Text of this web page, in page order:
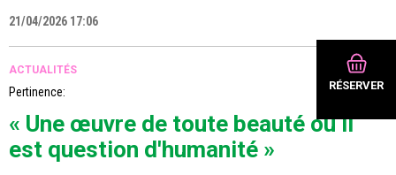
RÉSERVER
21/04/2026 17:06
ACTUALITÉS
Pertinence: 75%
« Une œuvre de toute beauté où il
est question d'humanité »